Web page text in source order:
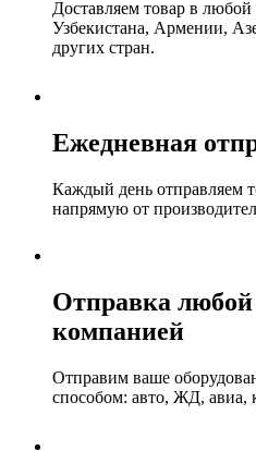
Доставляем товар в любой
Узбекистана, Армении,
других стран.
Ежедневная
Каждый день отправляем
напрямую от
Отправка любой
компанией
Отправим ваше
способом: авто, ЖД, авиа,